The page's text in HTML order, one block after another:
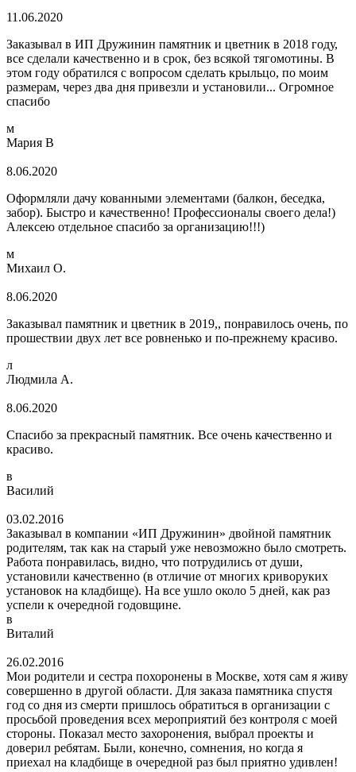
11.06.2020
Заказывал в ИП Дружинин памятник и цветник в 2018 году,
все сделали качественно и в срок, без всякой тягомотины. В
этом году обратился с вопросом сделать крыльцо, по моим
размерам, через два дня привезли и установили... Огромное
спасибо
м
Мария В
8.06.2020
Оформляли дачу кованными элементами (балкон, беседка,
забор). Быстро и качественно! Профессионалы своего дела!)
Алексею отдельное спасибо за организацию!!!)
м
Михаил О.
8.06.2020
Заказывал памятник и цветник в 2019,, понравилось очень, по
прошествии двух лет все ровненько и по-прежнему красиво.
л
Людмила А.
8.06.2020
Спасибо за прекрасный памятник. Все очень качественно и
красиво.
в
Василий
03.02.2016
Заказывал в компании «ИП Дружинин» двойной памятник
родителям, так как на старый уже невозможно было смотреть.
Работа понравилась, видно, что потрудились от души,
установили качественно (в отличие от многих криворуких
установок на кладбище). На все ушло около 5 дней, как раз
успели к очередной годовщине.
в
Виталий
26.02.2016
Мои родители и сестра похоронены в Москве, хотя сам я живу
совершенно в другой области. Для заказа памятника спустя
год со дня из смерти пришлось обратиться в организации с
просьбой проведения всех мероприятий без контроля с моей
стороны. Показал место захоронения, выбрал проекты и
доверил ребятам. Были, конечно, сомнения, но когда я
приехал на кладбище в очередной раз был приятно удивлен!